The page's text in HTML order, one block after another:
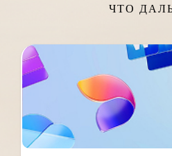
ЧТО